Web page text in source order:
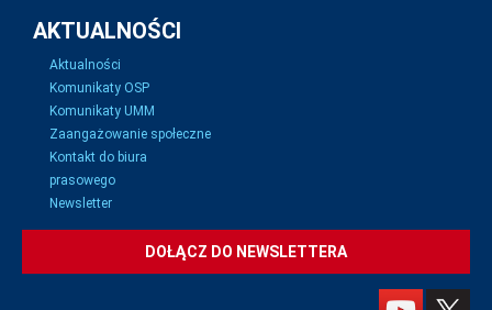
AKTUALNOŚCI
Aktualności
Komunikaty OSP
Komunikaty UMM
Zaangażowanie społeczne
Kontakt do biura
prasowego
Newsletter
DOŁĄCZ DO NEWSLETTERA